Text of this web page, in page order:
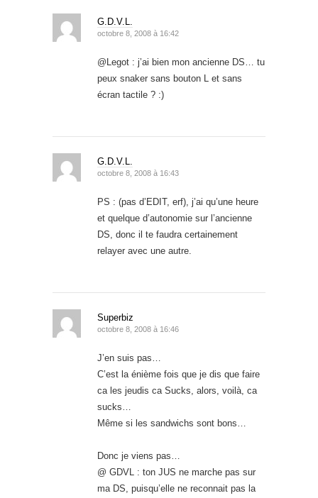
G.D.V.L.
octobre 8, 2008 à 16:42
@Legot : j’ai bien mon ancienne DS… tu
peux snaker sans bouton L et sans
écran tactile ? :)
G.D.V.L.
octobre 8, 2008 à 16:43
PS : (pas d’EDIT, erf), j’ai qu’une heure
et quelque d’autonomie sur l’ancienne
DS, donc il te faudra certainement
relayer avec une autre.
Superbiz
octobre 8, 2008 à 16:46
J’en suis pas…
C’est la énième fois que je dis que faire
ca les jeudis ca Sucks, alors, voilà, ca
sucks…
Même si les sandwichs sont bons…
Donc je viens pas…
@ GDVL : ton JUS ne marche pas sur
ma DS, puisqu’elle ne reconnait pas la